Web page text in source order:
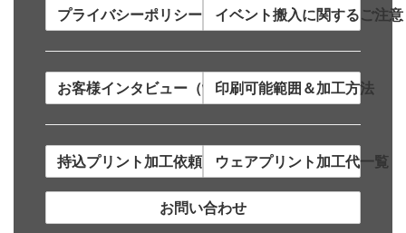
プライバシーポリシー イベント搬入に関するご注意
お客様インタビュー（制作事例）印刷可能範囲＆加工方法
持込プリント加工依頼についてウェアプリント加工代一覧
お問い合わせ